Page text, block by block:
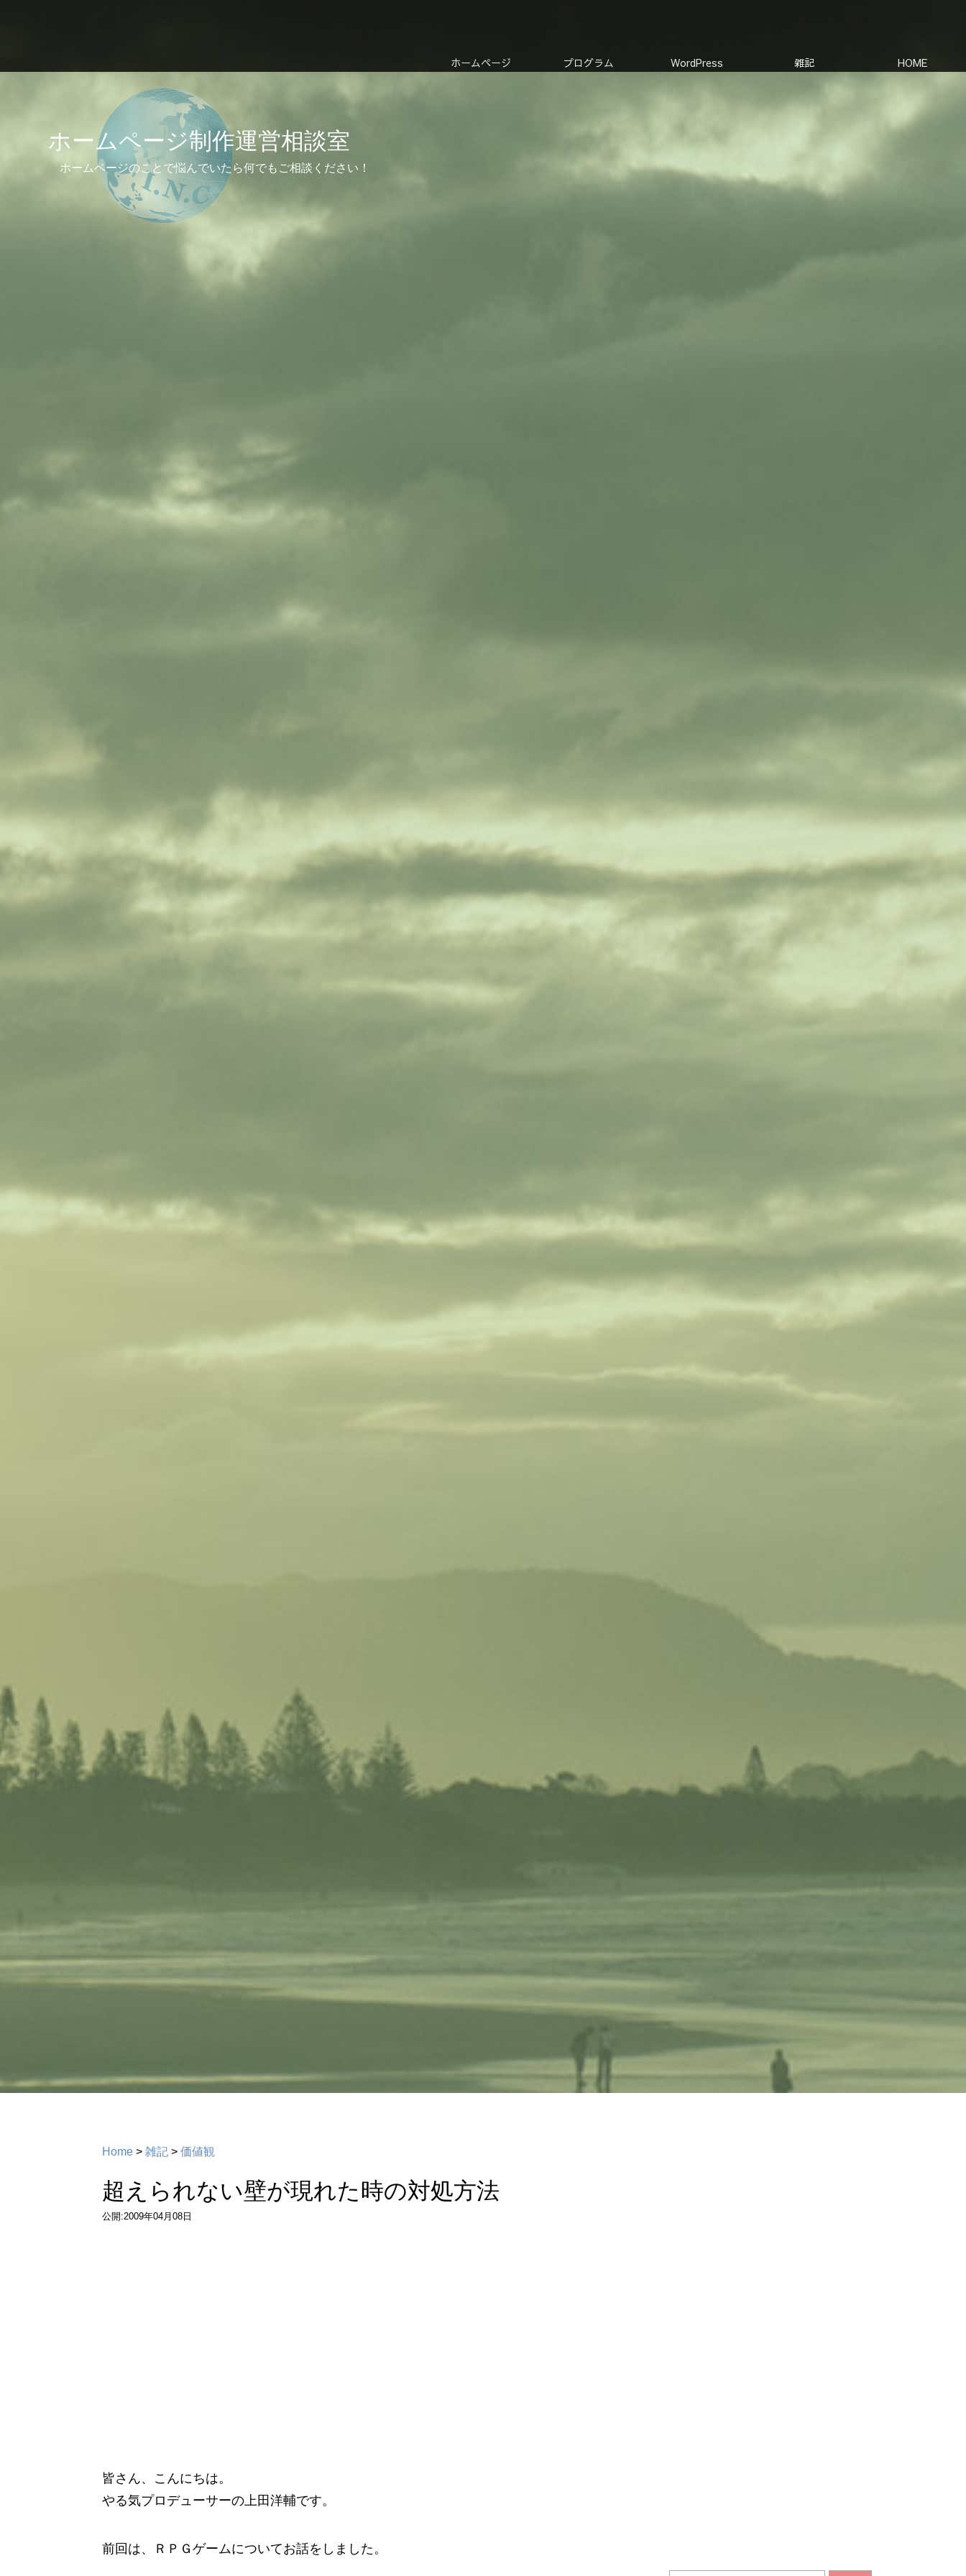
ホームページ プログラム WordPress 雑記 HOME
ホームページ制作運営相談室
ホームページのことで悩んでいたら何でもご相談ください！
Home > 雑記 > 価値観
超えられない壁が現れた時の対処方法
公開:2009年04月08日
皆さん、こんにちは。
やる気プロデューサーの上田洋輔です。
前回は、ＲＰＧゲームについてお話をしました。